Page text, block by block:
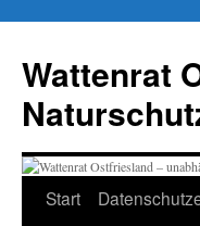
springen
Wattenrat
Start